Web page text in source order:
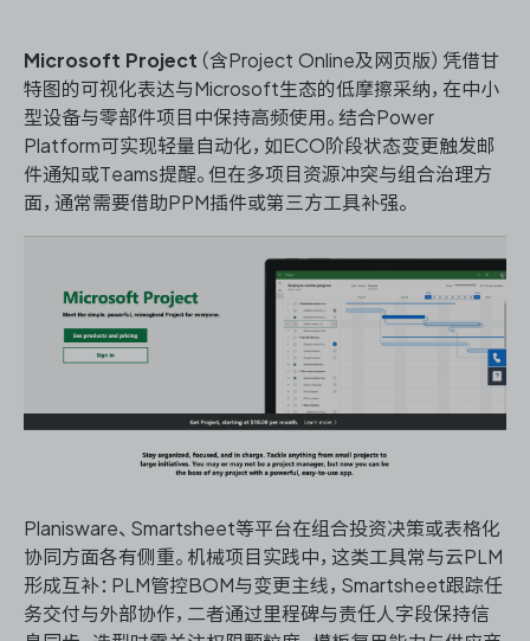
Microsoft Project （含Project Online及网页版）凭借甘
特图的可视化表达与Microsoft生态的低摩擦采纳，在中小
型设备与零部件项目中保持高频使用。结合Power
Platform可实现轻量自动化，如ECO阶段状态变更触发邮
件通知或Teams提醒。但在多项目资源冲突与组合治理方
面，通常需要借助PPM插件或第三方工具补强。
Planisware、Smartsheet等平台在组合投资决策或表格化
协同方面各有侧重。机械项目实践中，这类工具常与云PLM
形成互补：PLM管控BOM与变更主线，Smartsheet跟踪任
务交付与外部协作，二者通过里程碑与责任人字段保持信